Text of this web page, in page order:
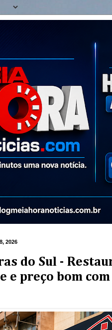
2026
do Sul -
e preço bom